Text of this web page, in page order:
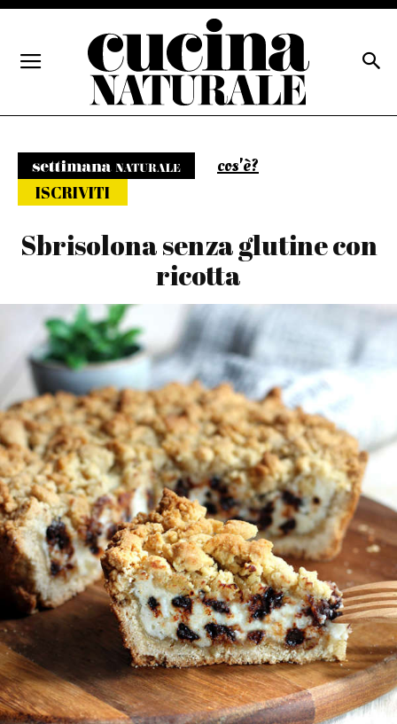
cos'è?
ISCRIVITI
Sbrisolona senza glutine con
ricotta